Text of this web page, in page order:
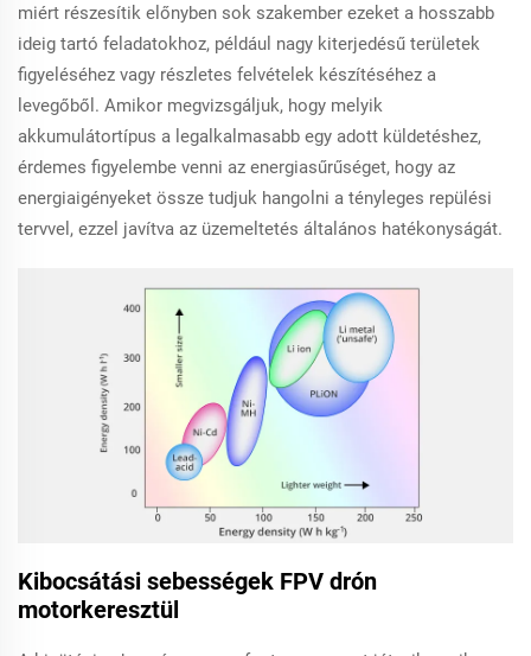
miért részesítik előnyben sok szakember ezeket a hosszabb
ideig tartó feladatokhoz, például nagy kiterjedésű területek
figyeléséhez vagy részletes felvételek készítéséhez a
levegőből. Amikor megvizsgáljuk, hogy melyik
akkumulátortípus a legalkalmasabb egy adott küldetéshez,
érdemes figyelembe venni az energiasűrűséget, hogy az
energiaigényeket össze tudjuk hangolni a tényleges repülési
tervvel, ezzel javítva az üzemeltetés általános hatékonyságát.
Kibocsátási sebességek FPV drón
motorkeresztül